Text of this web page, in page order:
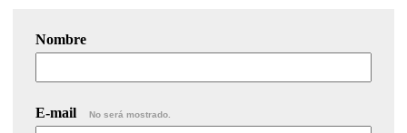
Nombre
E-mail No será mostrado.